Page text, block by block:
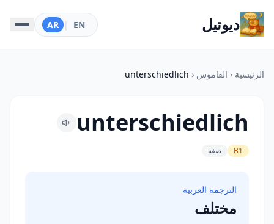
ديوتيل EN
|
AR
الرئيسية ‹ القاموس ‹
unterschiedlich
unterschiedlich
B1 صفة
الترجمة العربية
مختلف